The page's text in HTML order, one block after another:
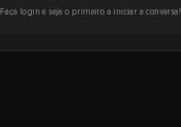
Faça login e seja o primeiro a iniciar a conversa!